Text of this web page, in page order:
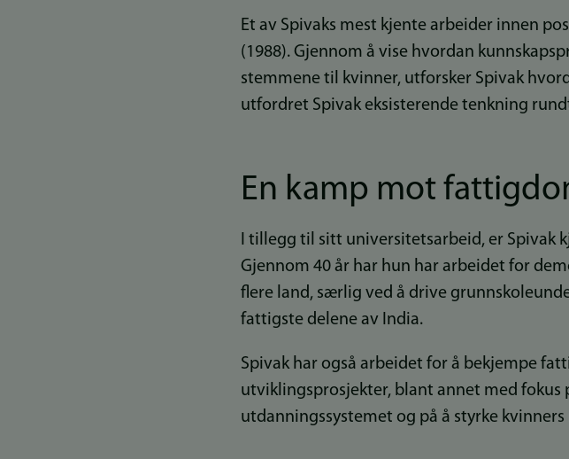
Et av Spivaks mest kjente arbeider innen
(1988). Gjennom å vise hvordan
stemmene til kvinner, utforsker Spivak
utfordret Spivak eksisterende tenkning
En kamp mot
I tillegg til sitt universitetsarbeid, er
Gjennom 40 år har hun har arbeidet for
flere land, særlig ved å drive
fattigste delene av India.
Spivak har også arbeidet for å bekjempe
utviklingsprosjekter, blant annet med fokus
utdanningssystemet og på å styrke